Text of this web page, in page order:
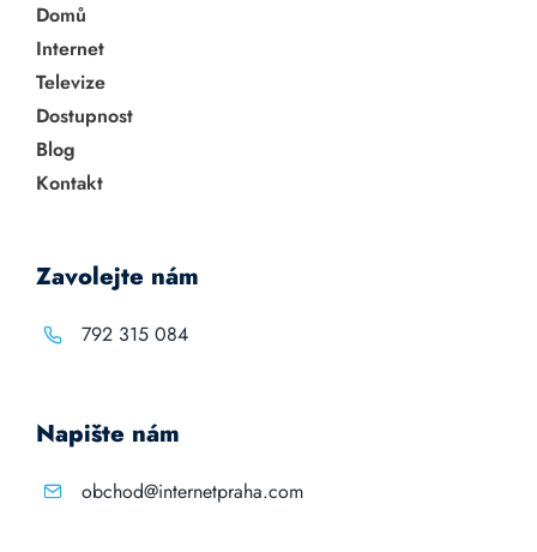
Domů
Internet
Televize
Dostupnost
Blog
Kontakt
Zavolejte nám
792 315 084
Napište nám
obchod@internetpraha.com